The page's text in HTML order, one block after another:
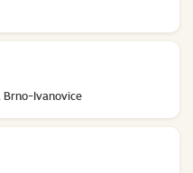
Brno-Ivanovice